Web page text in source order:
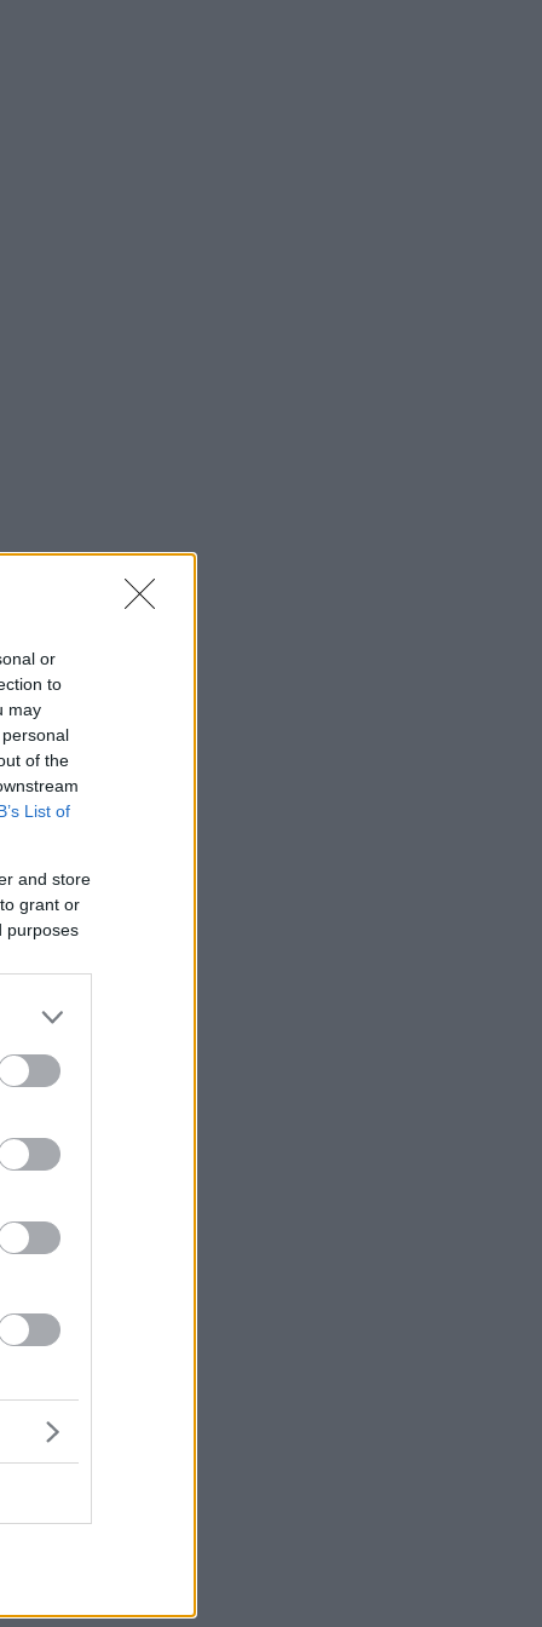
or
to
may
of the
List of
and store
grant or
purposes